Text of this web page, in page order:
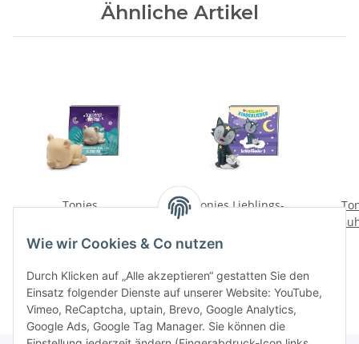
Wie wir Cookies & Co nutzen
Durch Klicken auf „Alle akzeptieren“ gestatten Sie den
Einsatz folgender Dienste auf unserer Website: YouTube,
Vimeo, ReCaptcha, uptain, Brevo, Google Analytics,
Google Ads, Google Tag Manager. Sie können die
Ähnliche Artikel
Tonies
Gutenachtgeschichten -
1
16,99 €*
Tonies Lieblings-
Schlaflieder 2
16,99 €